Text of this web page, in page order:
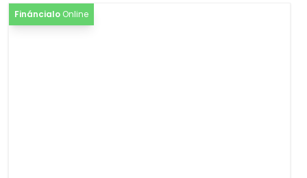
Fináncialo Online